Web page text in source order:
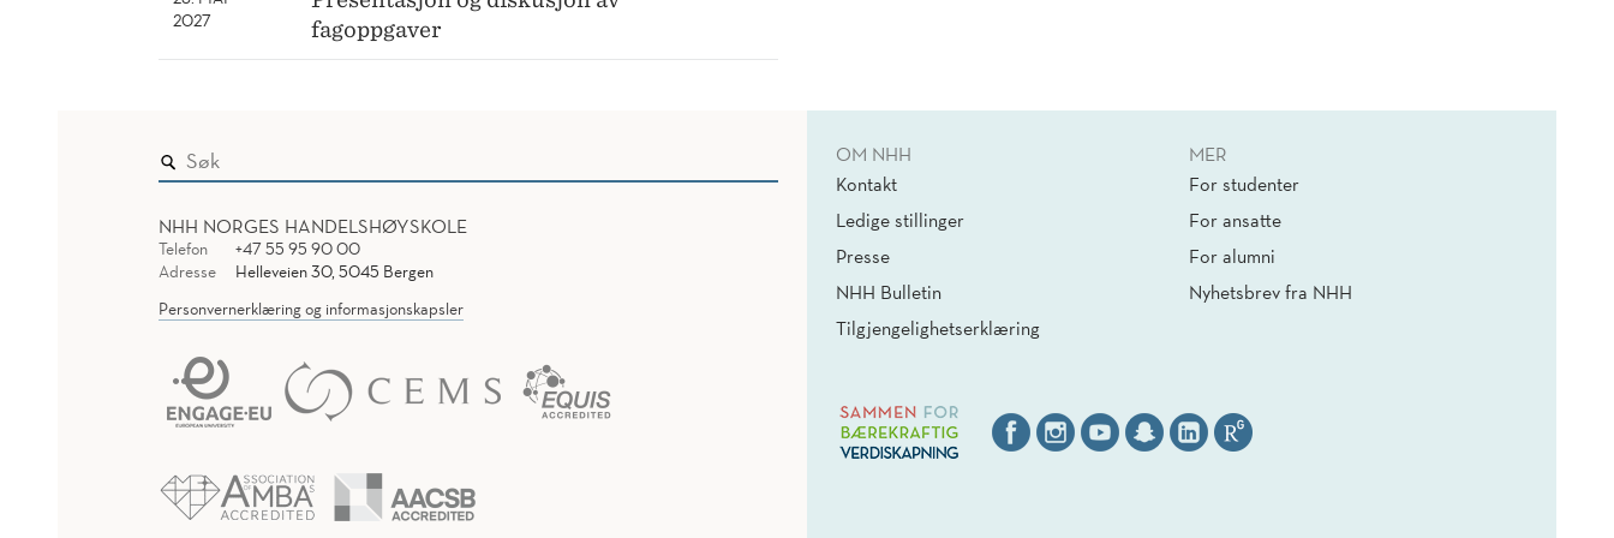
2027
fagoppgaver
NHH NORGES HANDELSHØYSKOLE
Telefon
+47 55 95 90 00
Adresse
Helleveien 30, 5045 Bergen
Personvernerklæring og informasjonskapsler
OM NHH
Kontakt
Ledige stillinger
Presse
NHH Bulletin
Tilgjengelighetserklæring
MER
For studenter
For ansatte
For alumni
Nyhetsbrev fra NHH